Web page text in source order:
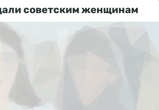
советским женщинам